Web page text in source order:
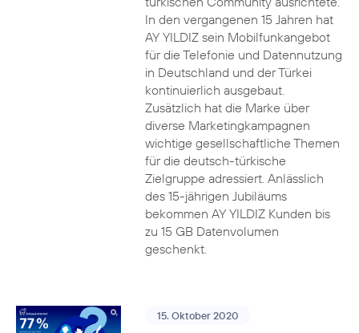
In den vergangenen 15 Jahren hat
AY YILDIZ sein Mobilfunkangebot
für die Telefonie und Datennutzung
in Deutschland und der Türkei
kontinuierlich ausgebaut.
Zusätzlich hat die Marke über
diverse Marketingkampagnen
wichtige gesellschaftliche Themen
für die deutsch-türkische
Zielgruppe adressiert. Anlässlich
des 15-jährigen Jubiläums
bekommen AY YILDIZ Kunden bis
zu 15 GB Datenvolumen
geschenkt.
15. Oktober 2020